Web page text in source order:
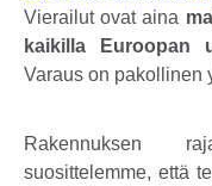
Vierailut ovat aina
kaikilla Euroopan
Varaus on pakollinen
Rakennuksen
suosittelemme, että